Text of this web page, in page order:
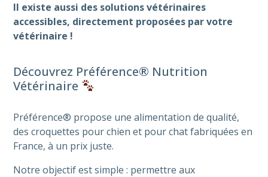
Il existe aussi des solutions vétérinaires
accessibles, directement proposées par votre
vétérinaire !
Découvrez Préférence® Nutrition
Vétérinaire
Préférence® propose une alimentation de qualité,
des croquettes pour chien et pour chat fabriquées en
France, à un prix juste.
Notre objectif est simple : permettre aux